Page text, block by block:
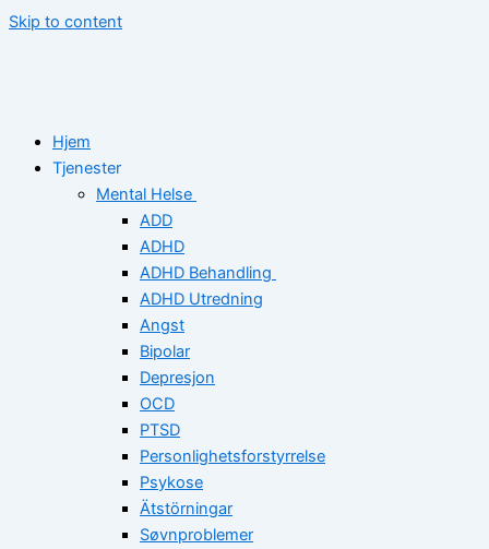
Skip to content
Hjem
Tjenester
Mental Helse
ADD
ADHD
ADHD Behandling
ADHD Utredning
Angst
Bipolar
Depresjon
OCD
PTSD
Personlighetsforstyrrelse
Psykose
Ätstörningar
Søvnproblemer